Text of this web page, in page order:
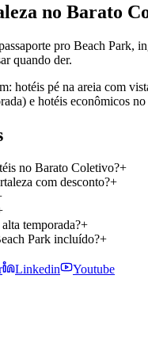
no Barato
pro Beach Park,
quando der.
hotéis pé na areia com
e hotéis econômicos
no Barato Coletivo?+
com desconto?+
temporada?+
Park incluído?+
Linkedin Youtube